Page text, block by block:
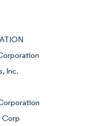
Inc.
Corp